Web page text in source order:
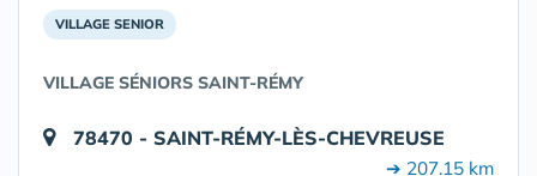
VILLAGE SENIOR
VILLAGE SÉNIORS SAINT-RÉMY
78470 - SAINT-RÉMY-LÈS-CHEVREUSE
➔ 207.15 km